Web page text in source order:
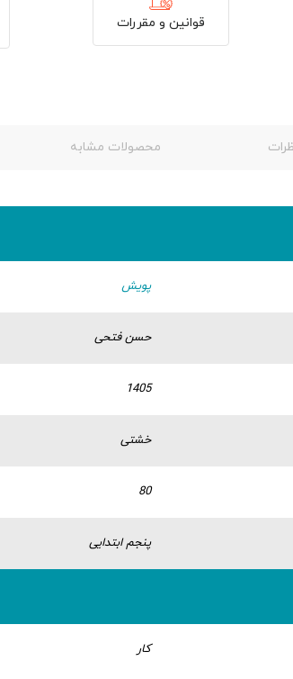
قوانین و مقررات
محصولات مشابه
پویش
حسن فتحی
1405
خشتی
80
پنجم ابتدایی
کار